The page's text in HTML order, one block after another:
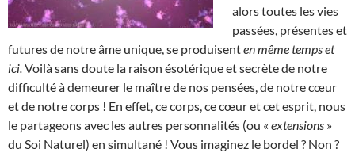
alors toutes les vies
passées, présentes et
futures de notre âme unique, se produisenten même temps et
ici. Voilà sans doute la raison ésotérique et secrète de notre
difficulté à demeurer le maître de nos pensées, de notre cœur
et de notre corps ! En effet, ce corps, ce cœur et cet esprit, nous
le partageons avec les autres personnalités (ou « extensions »
du Soi Naturel) en simultané ! Vous imaginez le bordel ? Non ?